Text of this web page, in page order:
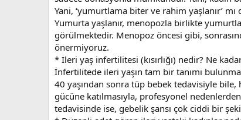
Yani, ‘yumurtlama biter ve rahim yaşlanır’ mı
Yumurta yaşlanır, menopozla birlikte
görülmektedir. Menopoz öncesi gibi,
önermiyoruz.
* İleri yaş infertilitesi (kısırlığı) nedir? Ne
İnfertilitede ileri yaşın tam bir tanımı
40 yaşından sonra tüp bebek tedavisiyle bile,
gücüne katılmasıyla, profesyonel
tedavisinde ise, gebelik şansı çok ciddi bir